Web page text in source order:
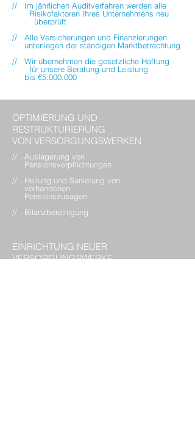
// Im jährlichen Auditverfahren werden alle
Risikofaktoren Ihres Unternehmens neu
überprüft
// Alle Versicherungen und
unterliegen der ständigen Marktbetrachtung
// Wir übernehmen die gesetzliche Haftung
für unsere Beratungund Leistung
bis €5.000.000
OPTIMIERUNG UND
RESTRUKTURIERUNG
VON VERSORGUNGSWERKEN
// Auslagerung von
Pensionsverpflichtungen
// Heilung und Sanierung von
vorhandenen
Pensionszusagen
// Bilanzbereinigung
EINRICHTUNG NEUER
VERSORGUNGSWERKE